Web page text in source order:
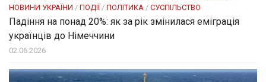
НОВИНИ УКРАЇНИ / ПОДІЇ / ПОЛІТИКА / СУСПІЛЬСТВО
Падіння на понад 20%: як за рік змінилася еміграція
українців до Німеччини
02.06.2026